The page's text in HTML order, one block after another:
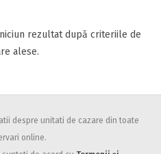
rezultat după criteriile de
alese.
despre unitati de cazare din toate
online.